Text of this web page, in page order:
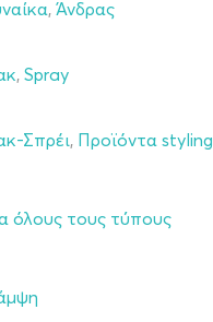
, Άνδρας
, Spray
Σπρέι, Προϊόντα styling
όλους τους τύπους